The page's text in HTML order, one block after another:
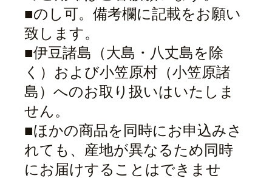
■のし可。備考欄に記載をお願い
致します。
■伊豆諸島（大島・八丈島を除
く）および小笠原村（小笠原諸
島）へのお取り扱いはいたしま
せん。
■ほかの商品を同時にお申込みさ
れても、産地が異なるため同時
にお届けすることはできませ